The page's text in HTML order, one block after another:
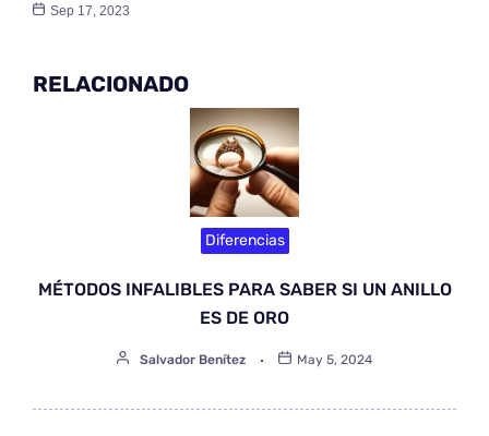
Sep 17, 2023
RELACIONADO
Diferencias
MÉTODOS INFALIBLES PARA SABER SI UN ANILLO
ES DE ORO
Salvador Benítez May 5, 2024